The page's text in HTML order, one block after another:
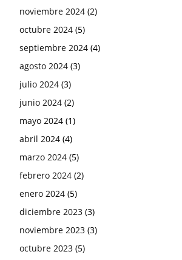
noviembre 2024 (2)
octubre 2024 (5)
septiembre 2024 (4)
agosto 2024 (3)
julio 2024 (3)
junio 2024 (2)
mayo 2024 (1)
abril 2024 (4)
marzo 2024 (5)
febrero 2024 (2)
enero 2024 (5)
diciembre 2023 (3)
noviembre 2023 (3)
octubre 2023 (5)